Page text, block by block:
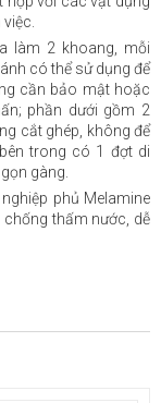
làm 2 khoang, mỗi
có thể sử dụng để
cần bảo mật hoặc
phần dưới gồm 2
cắt ghép, không để
trong có 1 đợt di
gàng.
phủ Melamine
thấm nước, dễ